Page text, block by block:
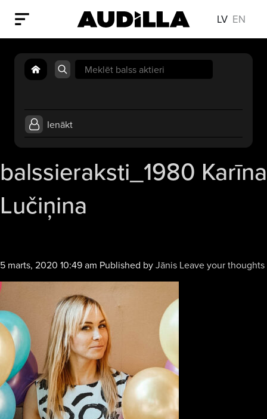
LV EN
Search
for:
Ienākt
balssieraksti_1980 Karīna
Lučiņina
5 marts, 2020 10:49 am Published byJānis Leave your thoughts